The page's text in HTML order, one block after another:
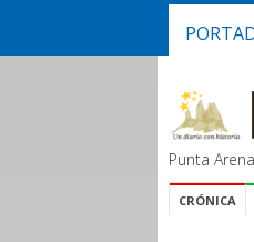
Punta
CRÓNICA